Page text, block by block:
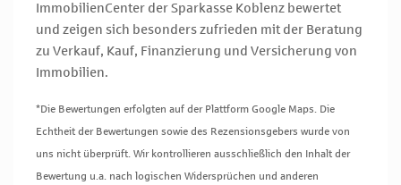
ImmobilienCenter der Sparkasse Koblenz bewertet
und zeigen sich besonders zufrieden mit der Beratung
zu Verkauf, Kauf, Finanzierung und Versicherung von
Immobilien.
*Die Bewertungen erfolgten auf der Plattform Google Maps. Die
Echtheit der Bewertungen sowie des Rezensionsgebers wurde von
uns nicht überprüft. Wir kontrollieren ausschließlich den Inhalt der
Bewertung u.a. nach logischen Widersprüchen und anderen